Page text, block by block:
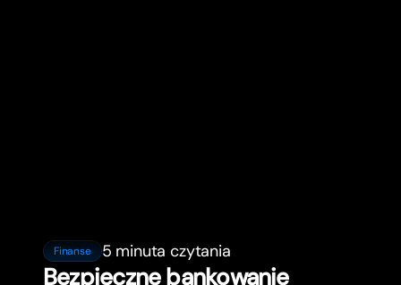
Finanse 5 minuta czytania
Bezpieczne bankowanie